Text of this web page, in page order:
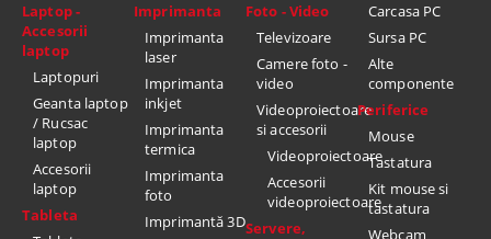
Laptop -
Accesorii
laptop
Laptopuri
Geanta laptop
/ Rucsac
laptop
Accesorii
laptop
Tableta
Imprimanta
Imprimanta
laser
Imprimanta
inkjet
Imprimanta
termica
Imprimanta
foto
Imprimantă 3D
Foto - Video
Televizoare
Camere foto -
video
Videoproiectoare
si accesorii
Videoproiectoare
Accesorii
videoproiectoare
Servere,
Carcasa PC
Sursa PC
Alte
componente
Periferice
Mouse
Tastatura
Kit mouse si
tastatura
Webcam